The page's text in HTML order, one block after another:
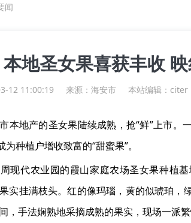
闻
地圣女果喜获丰收
12 11:00:19 来源： 海安市 本站编辑：citer
本地产的圣女果陆续成熟，抢“鲜”上市。
为种植户增收致富的“甜蜜果”。
现代农业园的霞山家庭农场圣女果种植
实挂满枝头。红的像玛瑙，黄的似琥珀，
，手法娴熟地采摘成熟的果实，现场一派繁